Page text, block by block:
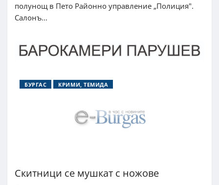
полунощ в Пето Районно управление „Полиция".
Салонъ...
БУРГАС КРИМИ, ТЕМИДА
Скитници се мушкат с ножове